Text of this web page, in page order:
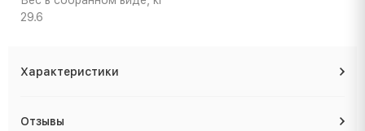
29.6
Характеристики
Отзывы